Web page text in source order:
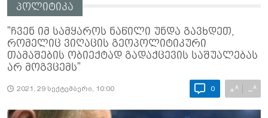
პოლიტიკა
"ჩვენ იმ სამყაროს ნაწილი უნდა გავხდეთ,
რომელიც ვიღაცის გეოპოლიტიკური
თამაშების ობიექტად გადაქცევის საშუალებას
არ მოგვცემს"
2021, 29 სექტემბერი, 10:00 0 +A −A